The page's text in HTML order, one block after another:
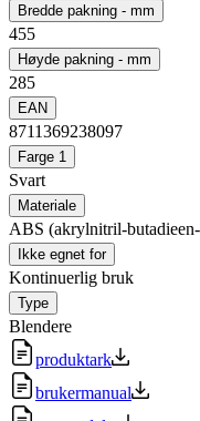
Bredde pakning - mm
455
Høyde pakning - mm
285
EAN
8711369238097
Farge 1
Svart
Materiale
ABS (akrylnitril-
Ikke egnet for
Kontinuerlig bruk
Type
Blendere
produktark
brukermanual